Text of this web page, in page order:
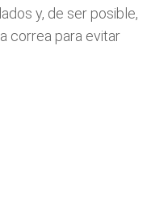
y, de ser posible,
correa para evitar